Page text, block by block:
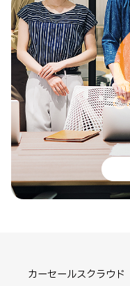
カーセールスクラウド